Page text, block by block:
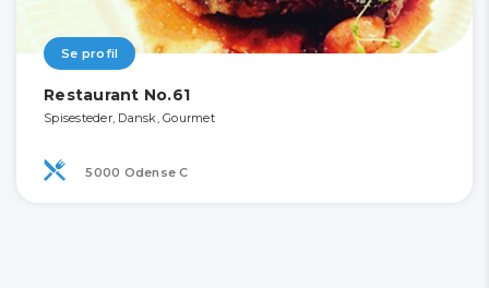
Se profil
Restaurant No.61
Spisesteder, Dansk, Gourmet
5000 Odense C